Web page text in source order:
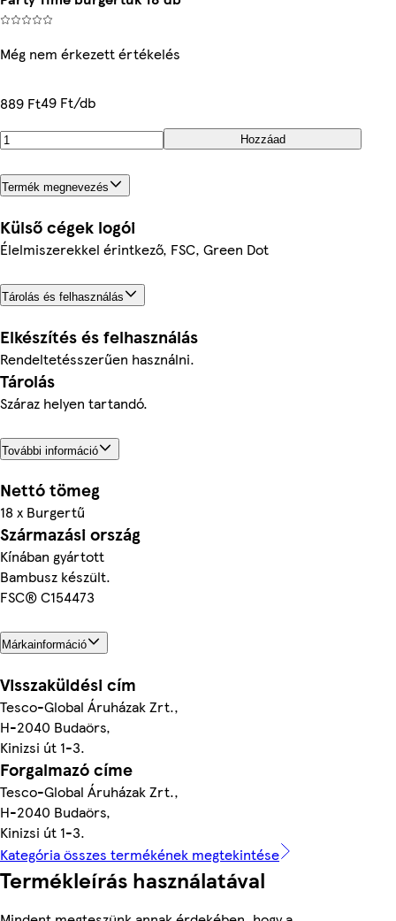
Még nem érkezett értékelés
889 Ft49 Ft/db
Hozzáad
Termék megnevezés
Külső cégek logói
Élelmiszerekkel érintkező, FSC, Green Dot
Tárolás és felhasználás
Elkészítés és felhasználás
Rendeltetésszerűen használni.
Tárolás
Száraz helyen tartandó.
További információ
Nettó tömeg
18 x Burgertű
Származási ország
Kínában gyártott
Bambusz készült.
FSC® C154473
Márkainformáció
Visszaküldési cím
Tesco-Global Áruházak Zrt.,
H-2040 Budaörs,
Kinizsi út 1-3.
Forgalmazó címe
Tesco-Global Áruházak Zrt.,
H-2040 Budaörs,
Kinizsi út 1-3.
Kategória összes termékének megtekintése
Termékleírás használatával